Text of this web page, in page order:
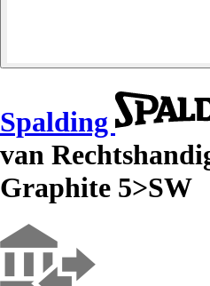
Spalding
van
Graphite 5>SW